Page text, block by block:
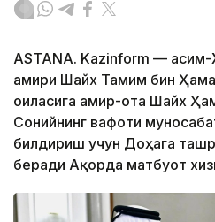
ASTANA. Kazinform —
амири Шайх Тамим бин
оиласига амир-ота Шайх
Сонийнинг вафоти
билдириш учун Доҳага
беради Ақорда матбуот